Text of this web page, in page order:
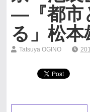
―『都市
る」松本
Tatsuya OGINO